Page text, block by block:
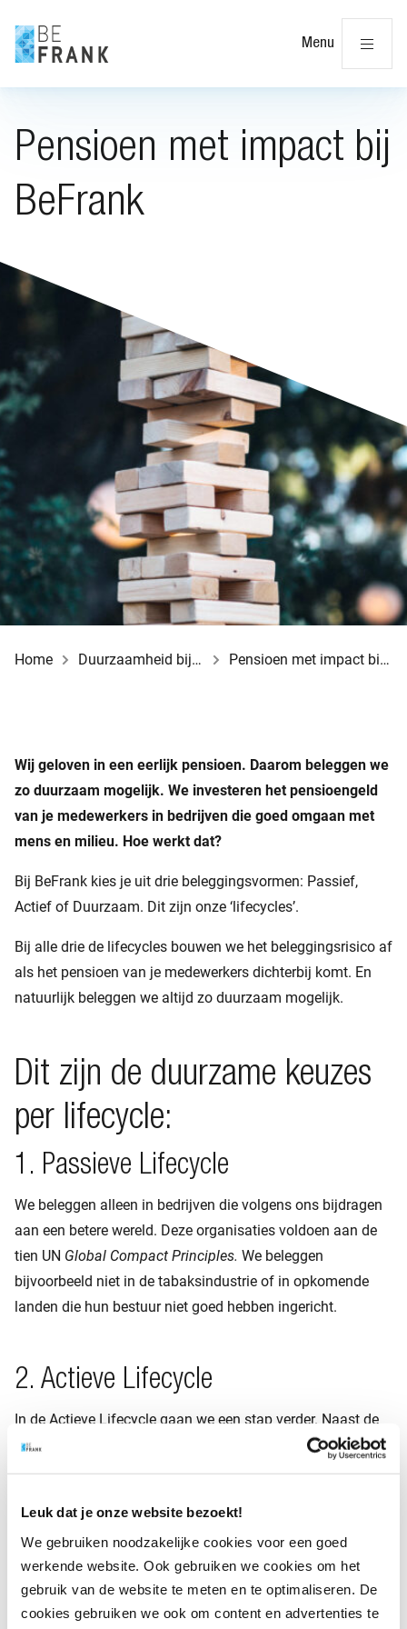
Leuk dat je onze website bezoekt!
We gebruiken noodzakelijke cookies voor een goed
werkende website. Ook gebruiken we cookies om het
gebruik van de website te meten en te optimaliseren. De
cookies gebruiken we ook om content en advertenties te
Menu
Pensioen met impact bij
BeFrank
Home Duurzaamheid bij BeFrank Pensioen met impact bij BeFrank
Wij geloven in een eerlijk pensioen. Daarom beleggen we
zo duurzaam mogelijk. We investeren het pensioengeld
van je medewerkers in bedrijven die goed omgaan met
mens en milieu. Hoe werkt dat?
Bij BeFrank kies je uit drie beleggingsvormen: Passief,
Actief of Duurzaam. Dit zijn onze ‘lifecycles’.
Bij alle drie de lifecycles bouwen we het beleggingsrisico af
als het pensioen van je medewerkers dichterbij komt. En
natuurlijk beleggen we altijd zo duurzaam mogelijk.
Dit zijn de duurzame keuzes
per lifecycle:
1. Passieve Lifecycle
We beleggen alleen in bedrijven die volgens ons bijdragen
aan een betere wereld. Deze organisaties voldoen aan de
tien UN Global Compact Principles. We beleggen
bijvoorbeeld niet in de tabaksindustrie of in opkomende
landen die hun bestuur niet goed hebben ingericht.
2. Actieve Lifecycle
In de Actieve Lifecycle gaan we een stap verder. Naast de
uitsluitingen die wij ook al toepassen in de Passieve
Lifecycle spelen duurzaamheidscriteria hier ook een rol bij
rendement opleveren dan de markt.
3. Duurzame Lifecycle